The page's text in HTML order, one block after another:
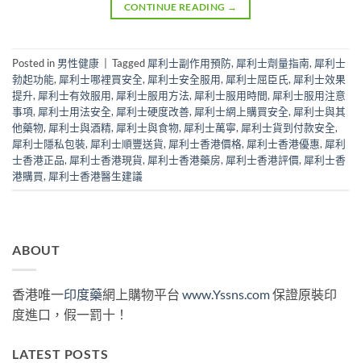
CONTINUE READING →
Posted in 男性健康 Tagged 犀利士副作用預防, 犀利士劑量指南, 犀利士
勃起功能, 犀利士哪裡買安全, 犀利士安全服用, 犀利士屈臣氏, 犀利士效果
提升, 犀利士有效服用, 犀利士服用方法, 犀利士服用時間, 犀利士服用注意
事項, 犀利士用法安全, 犀利士硬度改善, 犀利士網上購買安全, 犀利士與其
他藥物, 犀利士與酒精, 犀利士與食物, 犀利士萬寧, 犀利士貨到付款安全,
犀利士隱私包裝, 犀利士順豐送貨, 犀利士香港價格, 犀利士香港優惠, 犀利
士香港正品, 犀利士香港現貨, 犀利士香港藥房, 犀利士香港評價, 犀利士香
港購買, 犀利士香港醫生建議
ABOUT
香港唯一印度藥網上購物平台 www.Yssns.com保證原裝印
度進口，假一罰十！
LATEST POSTS